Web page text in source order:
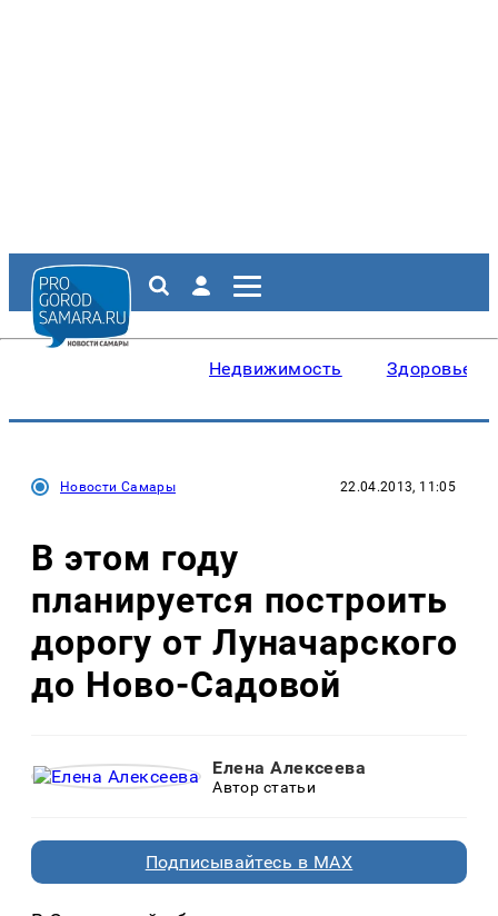
Недвижимость Здоровье
Новости Самары 22.04.2013, 11:05
В этом году
планируется построить
дорогу от Луначарского
до Ново-Садовой
Елена Алексеева
Автор статьи
Подписывайтесь в MAX